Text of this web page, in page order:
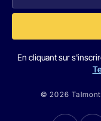
En cliquant sur
© 2026